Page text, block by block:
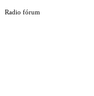
Radio fórum